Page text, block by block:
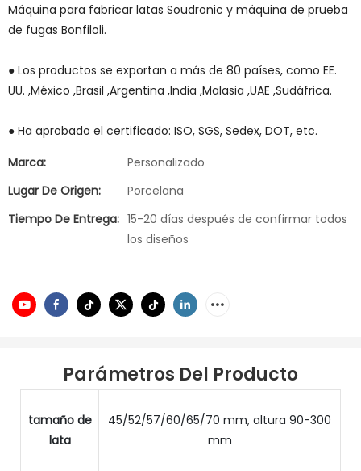
Máquina para fabricar latas Soudronic y máquina de prueba
de fugas Bonfiloli.
● Los productos se exportan a más de 80 países, como EE.
UU. ,México ,Brasil ,Argentina ,India ,Malasia ,UAE ,Sudáfrica.
● Ha aprobado el certificado: ISO, SGS, Sedex, DOT, etc.
Marca:
Personalizado
Lugar De Origen:
Porcelana
Tiempo De Entrega: 15-20 días después de confirmar todos
los diseños
Parámetros Del Producto
tamaño de
lata
45/52/57/60/65/70 mm, altura 90-300
mm